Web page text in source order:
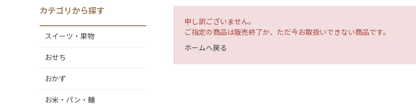
カテゴリから探す
スイーツ・果物
おせち
おかず
お米・パン・麺
申し訳ございません。
ご指定の商品は販売終了か、ただ今お取扱いできない商品です。
ホームへ戻る